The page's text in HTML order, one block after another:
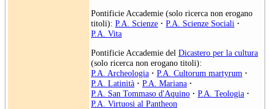
Pontificie Accademie (solo ricerca non erogano
titoli): P.A. Scienze · P.A. Scienze Sociali ·
P.A. Vita
Pontificie Accademie del Dicastero per la cultura
(solo ricerca non erogano titoli):
P.A. Archeologia · P.A. Cultorum martyrum ·
P.A. Latinità · P.A. Mariana ·
P.A. San Tommaso d'Aquino · P.A. Teologia ·
P.A. Virtuosi al Pantheon